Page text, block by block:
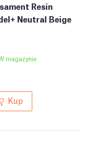
Resin
Neutral Beige
magazynie
Kup